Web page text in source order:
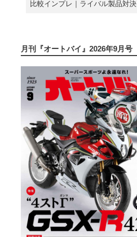
比較インプレ｜ライバル製品対決
月刊『オートバイ』2026年9月号